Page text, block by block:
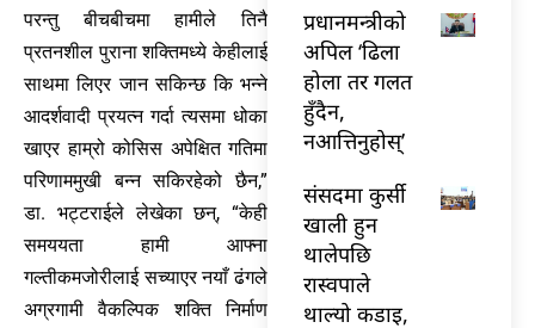
परन्तु बीचबीचमा हामीले तिनै
प्रतनशील पुराना शक्तिमध्ये केहीलाई
साथमा लिएर जान सकिन्छ कि भन्ने
आदर्शवादी प्रयत्न गर्दा त्यसमा धोका
खाएर हाम्रो कोसिस अपेक्षित गतिमा
परिणाममुखी बन्न सकिरहेको छैन,”
डा. भट्टराईले लेखेका छन्, “केही
समययता हामी आफ्ना
गल्तीकमजोरीलाई सच्याएर नयाँ ढंगले
अग्रगामी वैकल्पिक शक्ति निर्माण
प्रधानमन्त्रीको
अपिल ‘ढिला
होला तर गलत
हुँदैन,
नआत्तिनुहोस्’
संसदमा कुर्सी
खाली हुन
थालेपछि
रास्वपाले
थाल्यो कडाइ,